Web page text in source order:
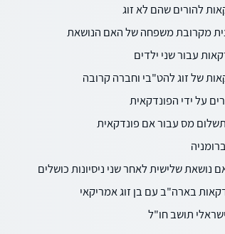
להורים שהם לא זוג
מקרובת משפחה של האם הנושאת
עבור שני ילדים
של זוג להט"בי וחברה קרובה
על ידי הפונדקאית
מס עבור אם פונדקאית
נושאת שלישית לאחר שני ניסיונות כושלים
בארה"ב עם בן זוג אמריקאי
תושב חו"ל